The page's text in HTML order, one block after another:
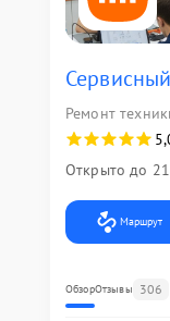
Ремонт
Открыто до
Маршрут
ОбзорОтзывы 306